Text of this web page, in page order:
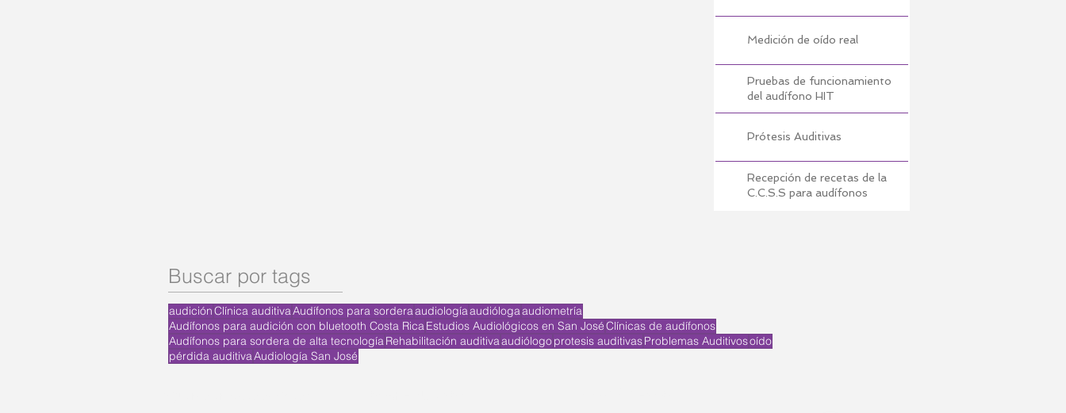
Medición de oído real
Pruebas de funcionamiento
del audífono HIT
Prótesis Auditivas
Recepción de recetas de la
C.C.S.S para audífonos
Buscar por tags
audiciónClínica auditivaAudífonos para sorderaaudiologíaaudiólogaaudiometría
Audífonos para audición con bluetooth Costa RicaEstudios Audiológicos en San JoséClínicas de audífonos
Audífonos para sordera de alta tecnologíaRehabilitación auditivaaudiólogoprotesis auditivasProblemas Auditivosoído
pérdida auditivaAudiología San José